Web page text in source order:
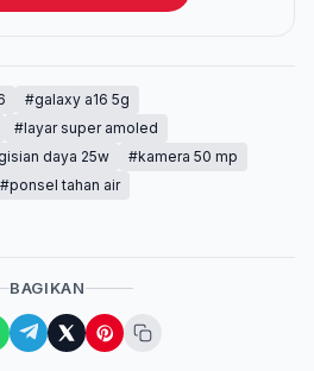
#galaxy a16 5g
#layar super amoled
daya 25w
#kamera 50 mp
#ponsel tahan air
BAGIKAN